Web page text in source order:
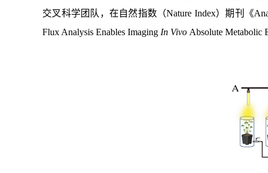
交叉科学团队，在自然指数（Nature Index）期刊《
Flux Analysis Enables Imaging In Vivo Absolute Metabolic